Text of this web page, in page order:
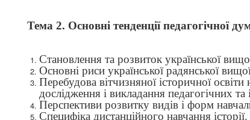
Тема 2. Основні тенденції педагогічної
Становлення та розвиток української
Основні риси української радянської
Перебудова вітчизняної історичної
дослідження і викладання педагогічних та
Перспективи розвитку видів і форм
Специфіка дистанційного навчання історії.